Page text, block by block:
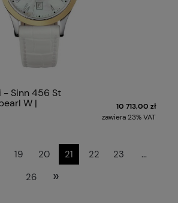
- Sinn 456 St
W |
10 713,00 zł
zawiera 23% VAT
19 20 21 22 23
...
26
»